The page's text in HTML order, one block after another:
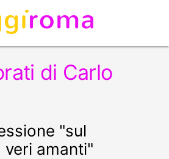
di Carlo
"sul
amanti"